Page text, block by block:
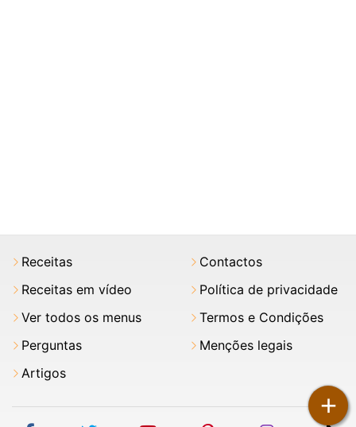
+
Receitas
Receitas em vídeo
Ver todos os menus
Perguntas
Artigos
Contactos
Política de privacidade
Termos e Condições
Menções legais